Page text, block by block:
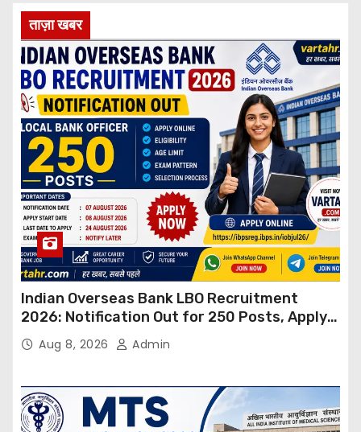
ताज़ा खबर
Indian Overseas Bank LBO Recruitment
2026: Notification Out for 250 Posts, Apply
OnlineAug 8, 2026 Admin